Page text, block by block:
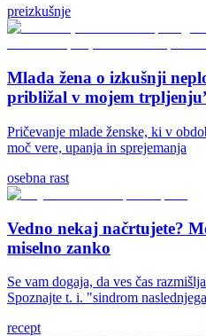
preizkušnje
Mlada žena o izkušnji
približal v mojem
Pričevanje mlade ženske, ki v
moč vere, upanja in sprejemanja
osebna rast
Vedno nekaj načrtujete?
miselno zanko
Se vam dogaja, da ves čas
Spoznajte t. i. "sindrom
recept